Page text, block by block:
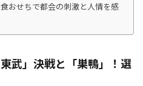
おせちで都会の刺激と人情を感
武」決戦と「巣鴨」！選